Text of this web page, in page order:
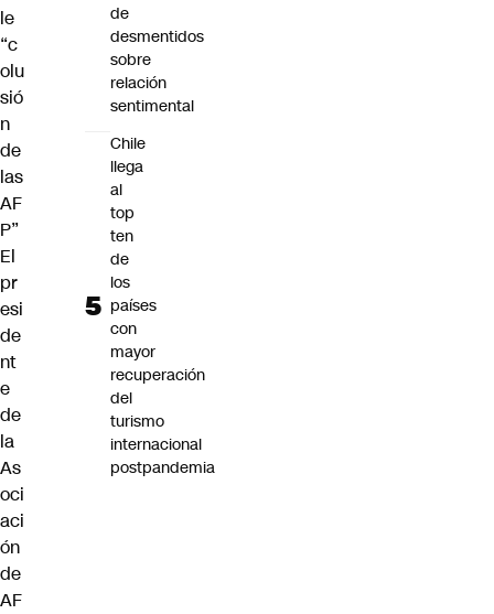
le
“c
olu
sió
n
de
las
AF
P”
El
pr
esi
de
nt
e
de
la
As
oci
aci
ón
de
AF
de
desmentidos
sobre
relación
sentimental
Chile
llega
al
top
ten
de
los
países
con
mayor
recuperación
del
turismo
internacional
postpandemia